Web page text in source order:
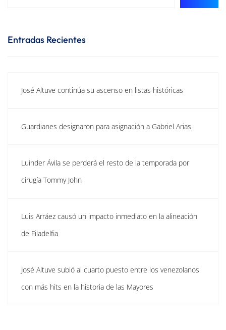
Entradas Recientes
José Altuve continúa su ascenso en listas históricas
Guardianes designaron para asignación a Gabriel Arias
Luinder Ávila se perderá el resto de la temporada por
cirugía Tommy John
Luis Arráez causó un impacto inmediato en la alineación
de Filadelfia
José Altuve subió al cuarto puesto entre los venezolanos
con más hits en la historia de las Mayores